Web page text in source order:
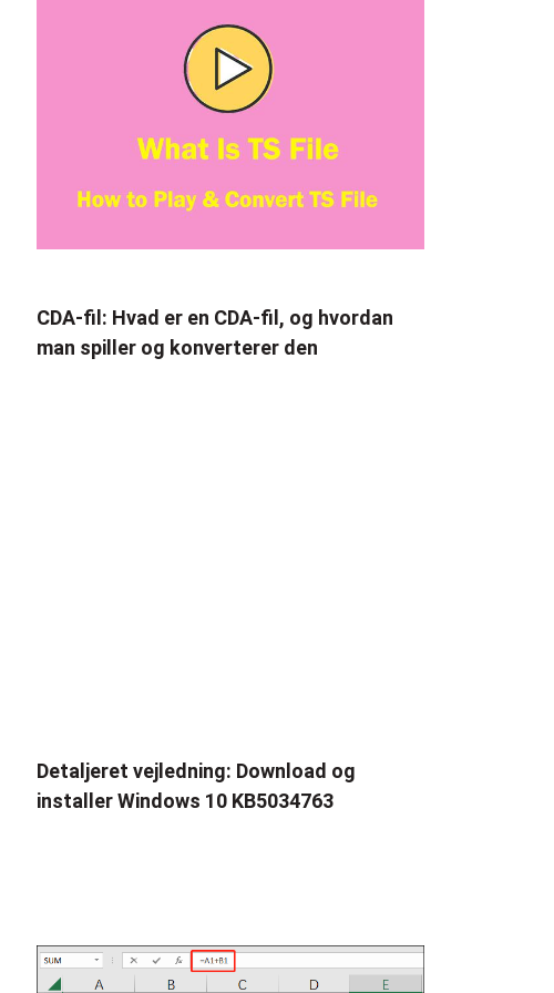
CDA-fil: Hvad er en CDA-fil, og hvordan
man spiller og konverterer den
Detaljeret vejledning: Download og
installer Windows 10 KB5034763